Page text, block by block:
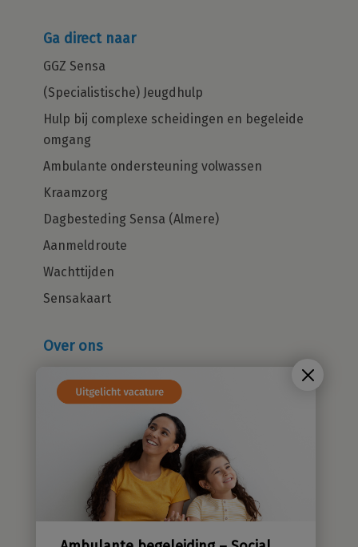
Ga direct naar
GGZ Sensa
(Specialistische) Jeugdhulp
Hulp bij complexe scheidingen en begeleide
omgang
Ambulante ondersteuning volwassen
Kraamzorg
Dagbesteding Sensa (Almere)
Aanmeldroute
Wachttijden
Sensakaart
Over ons
Cliëntenraad
Sensatieve methodiek
Groene zorg
Stichting Sensa